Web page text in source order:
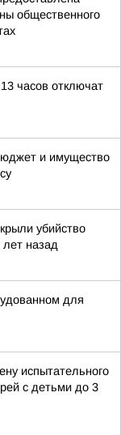
общественного
часов отключат
и имущество
убийство
назад
для
испытательного
с детьми до 3